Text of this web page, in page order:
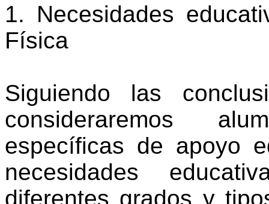
1. Necesidades
Física
Siguiendo las
consideraremos
específicas de apoyo
necesidades
diferentes grados y